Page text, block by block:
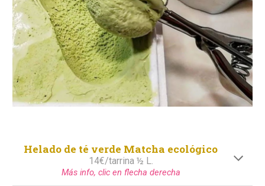
Helado de té verde Matcha ecológico
14€/tarrina ½ L.
Más info, clic en flecha derecha